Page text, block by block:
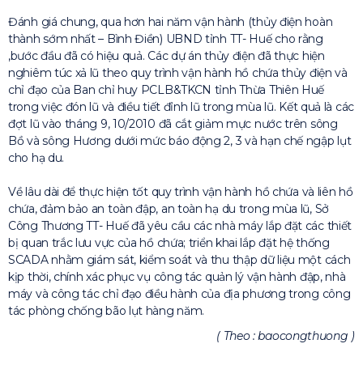
Đánh giá chung, qua hơn hai năm vận hành (thủy điện hoàn
thành sớm nhất – Bình Điền) UBND tỉnh TT- Huế cho rằng
,bước đầu đã có hiệu quả. Các dự án thủy điện đã thực hiện
nghiêm túc xả lũ theo quy trình vận hành hồ chứa thủy điện và
chỉ đạo của Ban chỉ huy PCLB&TKCN tỉnh Thừa Thiên Huế
trong việc đón lũ và điều tiết đỉnh lũ trong mùa lũ. Kết quả là các
đợt lũ vào tháng 9, 10/2010 đã cắt giảm mực nước trên sông
Bồ và sông Hương dưới mức báo động 2, 3 và hạn chế ngập lụt
cho hạ du.
Về lâu dài để thực hiện tốt quy trình vận hành hồ chứa và liên hồ
chứa, đảm bảo an toàn đập, an toàn hạ du trong mùa lũ, Sở
Công Thương TT- Huế đã yêu cầu các nhà máy lắp đặt các thiết
bị quan trắc lưu vực của hồ chứa; triển khai lắp đặt hệ thống
SCADA nhằm giám sát, kiểm soát và thu thập dữ liệu một cách
kịp thời, chính xác phục vụ công tác quản lý vận hành đập, nhà
máy và công tác chỉ đạo điều hành của địa phương trong công
tác phòng chống bão lụt hàng năm.
( Theo : baocongthuong )